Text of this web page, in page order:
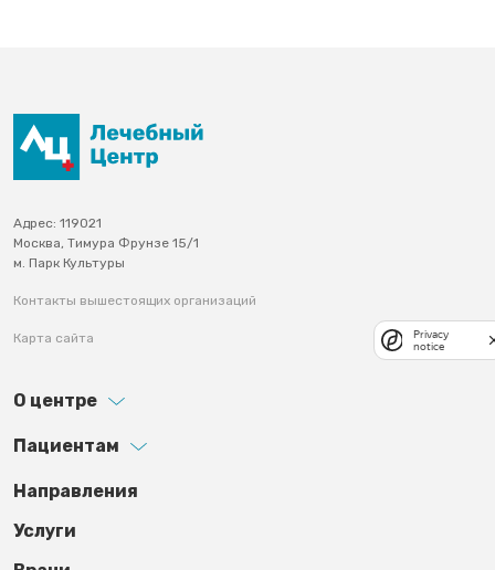
Адрес: 119021
Москва, Тимура Фрунзе 15/1
м. Парк Культуры
Контакты вышестоящих организаций
Карта сайта
О центре
Пациентам
Footer third
Направления
Услуги
Privacy
notice